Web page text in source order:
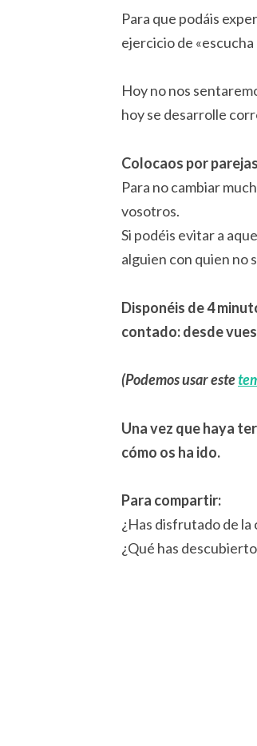
Para que podáis
ejercicio de
Hoy no nos
hoy se desarrolle
Colocaos por
Para no cambiar
vosotros.
Si podéis evitar a
alguien con quien no
Disponéis de 4
contado: desde
(Podemos usar este
Una vez que haya
cómo os ha ido.
Para compartir:
¿Has disfrutado de la
¿Qué has